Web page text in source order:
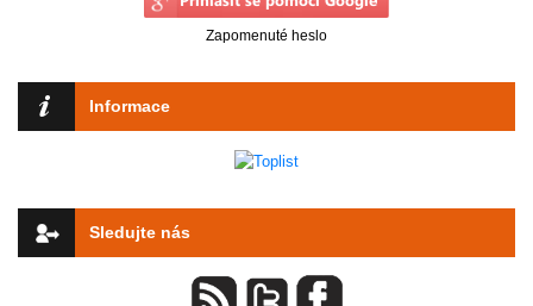
Zapomenuté heslo
Informace
Sledujte nás